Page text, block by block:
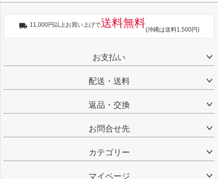
11,000円以上お買い上げで送料無料
(沖縄は送料1,500円)
お支払い
配送・送料
返品・交換
お問合せ先
カテゴリー
マイページ